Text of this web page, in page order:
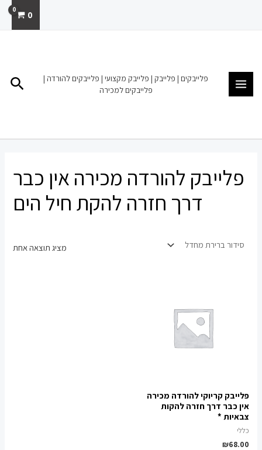
0
פלייבקים | פלייבק | פלייבק מקצועי | פלייבקים להורדה |
פלייבקים למכירה
פלייבק להורדה מכירה אין כבר
דרך חזרה להקת חיל הים
מציג תוצאה אחת
פלייבק קריוקי להורדה מכירה
אין כבר דרך חזרה להקות
צבאיות *
כללי
₪68.00